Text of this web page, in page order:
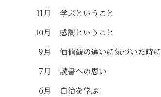
11月
学ぶということ
10月
感謝ということ
9月
価値観の違いに気づいた時に
7月
読書への思い
6月
自治を学ぶ